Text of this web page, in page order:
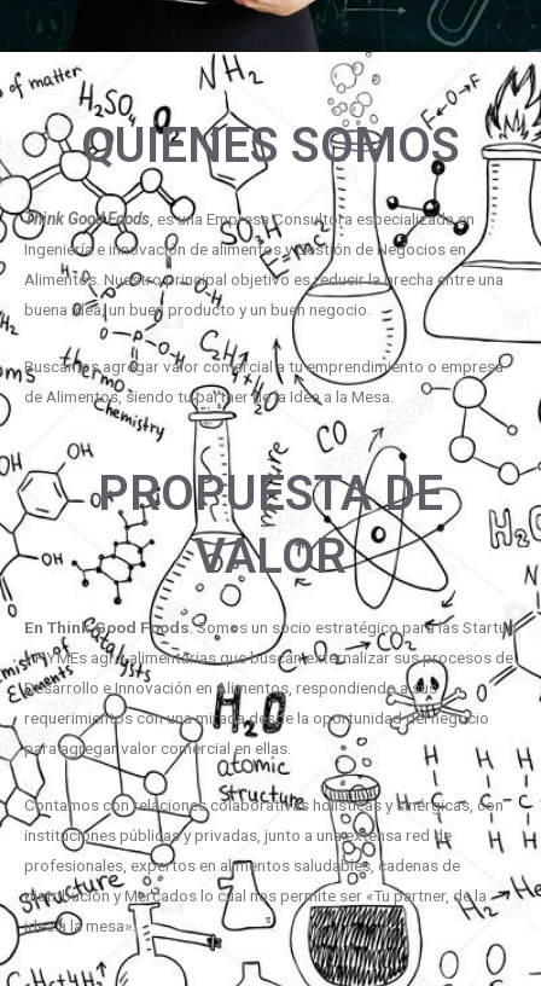
QUIENES SOMOS
Think Good Foods , es una Empresa Consultora especializada en
Ingeniería e innovación de alimentos y Gestión de Negocios en
Alimentos. Nuestro principal objetivo es reducir la brecha entre una
buena idea, un buen producto y un buen negocio.
Buscamos agregar valor comercial a tu emprendimiento o empresa
de Alimentos, siendo tu partner de la Idea a la Mesa.
PROPUESTA DE
VALOR
En ThinkGood Foods. Somos un socio estratégico para las Startup
y PYMEs agro-alimentarias que buscan externalizar sus procesos de
Desarrollo e Innovación en Alimentos, respondiendo a sus
requerimientos con una mirada desde la oportunidad del negocio
para agregar valor comercial en ellas.
Contamos con relaciones colaborativas holísticas y sinérgicas, con
instituciones públicas y privadas, junto a una extensa red de
profesionales, expertos en alimentos saludables, cadenas de
distribución y Mercados lo cual nos permite ser «Tu partner, de la
idea a la mesa».